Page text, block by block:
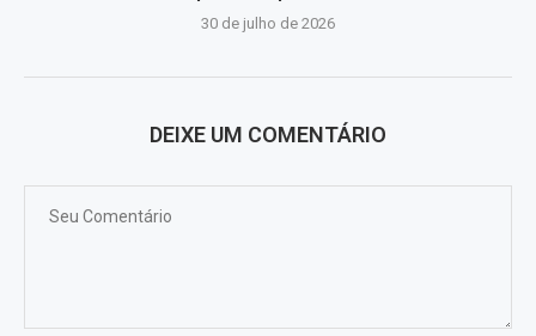
30 de julho de 2026
DEIXE UM COMENTÁRIO